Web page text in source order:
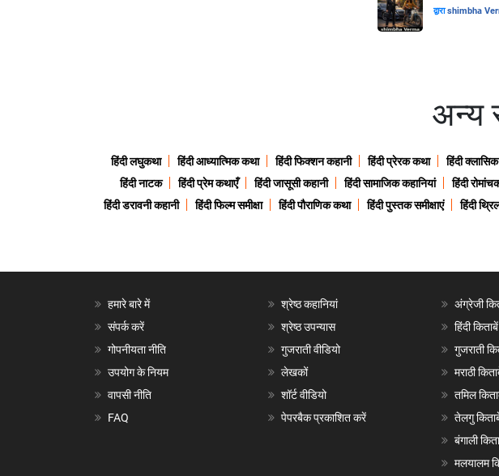
द्वाराshimbha
अन्य
हिंदी लघुकथा हिंदी आध्यात्मिक कथा हिंदी फिक्शन कहानी हिंदी प्रेरक कथा हिंदी
हिंदी नाटक
हिंदी प्रेम कथाएँ हिंदी जासूसी कहानी हिंदी सामाजिक कहानियां हिंदी
हिंदी डरावनी कहानी
हिंदी फिल्म समीक्षा हिंदी पौराणिक कथा हिंदी पुस्तक समीक्षाएं हिंदी
हमारे बारे में
संपर्क करें
गोपनीयता नीति
उपयोग के नियम
वापसी नीति
FAQ
श्रेष्ठ कहानियां
श्रेष्ठ उपन्यास
गुजराती वीडियो
लेखकों
शॉर्ट वीडियो
पेपरबैक प्रकाशित करें
अंग्रेजी
हिंदी किताबें
गुजराती
मराठी
तमिल
तेलगु
बंगाली
मलयालम